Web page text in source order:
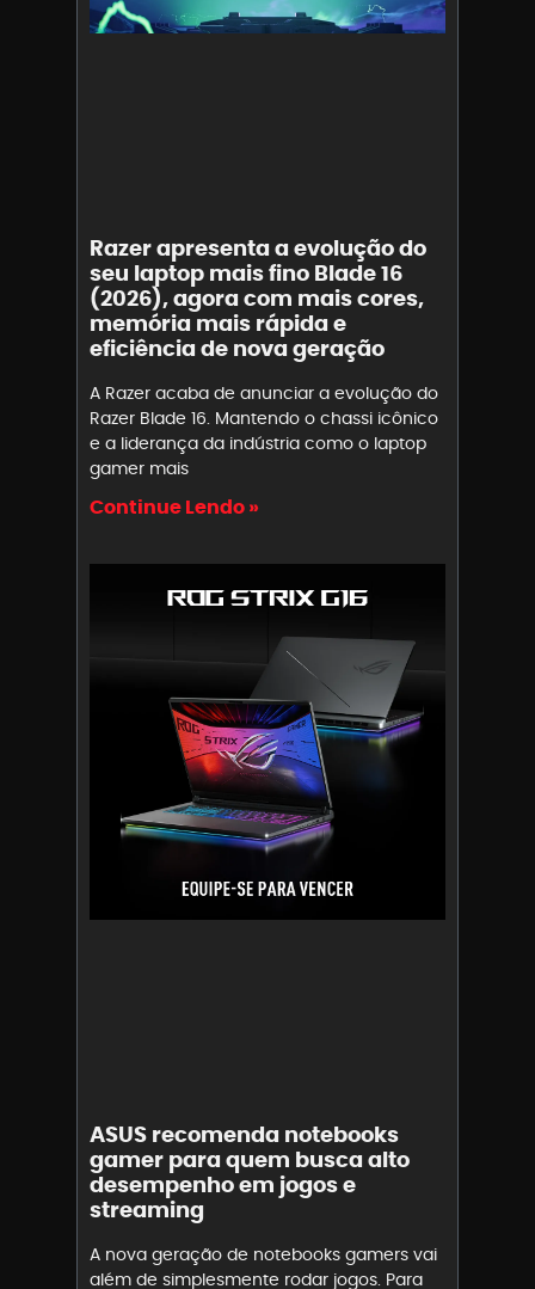
Razer apresenta a evolução do
seu laptop mais fino Blade 16
(2026), agora com mais cores,
memória mais rápida e
eficiência de nova geração
A Razer acaba de anunciar a evolução do
Razer Blade 16. Mantendo o chassi icônico
e a liderança da indústria como o laptop
gamer mais
Continue Lendo »
ASUS recomenda notebooks
gamer para quem busca alto
desempenho em jogos e
streaming
A nova geração de notebooks gamers vai
além de simplesmente rodar jogos. Para